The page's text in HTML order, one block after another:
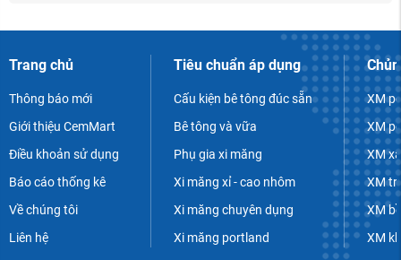
Trang chủ
Thông báo mới
Giới thiệu CemMart
Điều khoản sử dụng
Báo cáo thống kê
Về chúng tôi
Liên hệ
Tiêu chuẩn áp dụng
Cấu kiện bê tông đúc sẵn
Bê tông và vữa
Phụ gia xi măng
Xi măng xỉ - cao nhôm
Xi măng chuyên dụng
Xi măng portland
XM
XM
XM
XM
XM
XM